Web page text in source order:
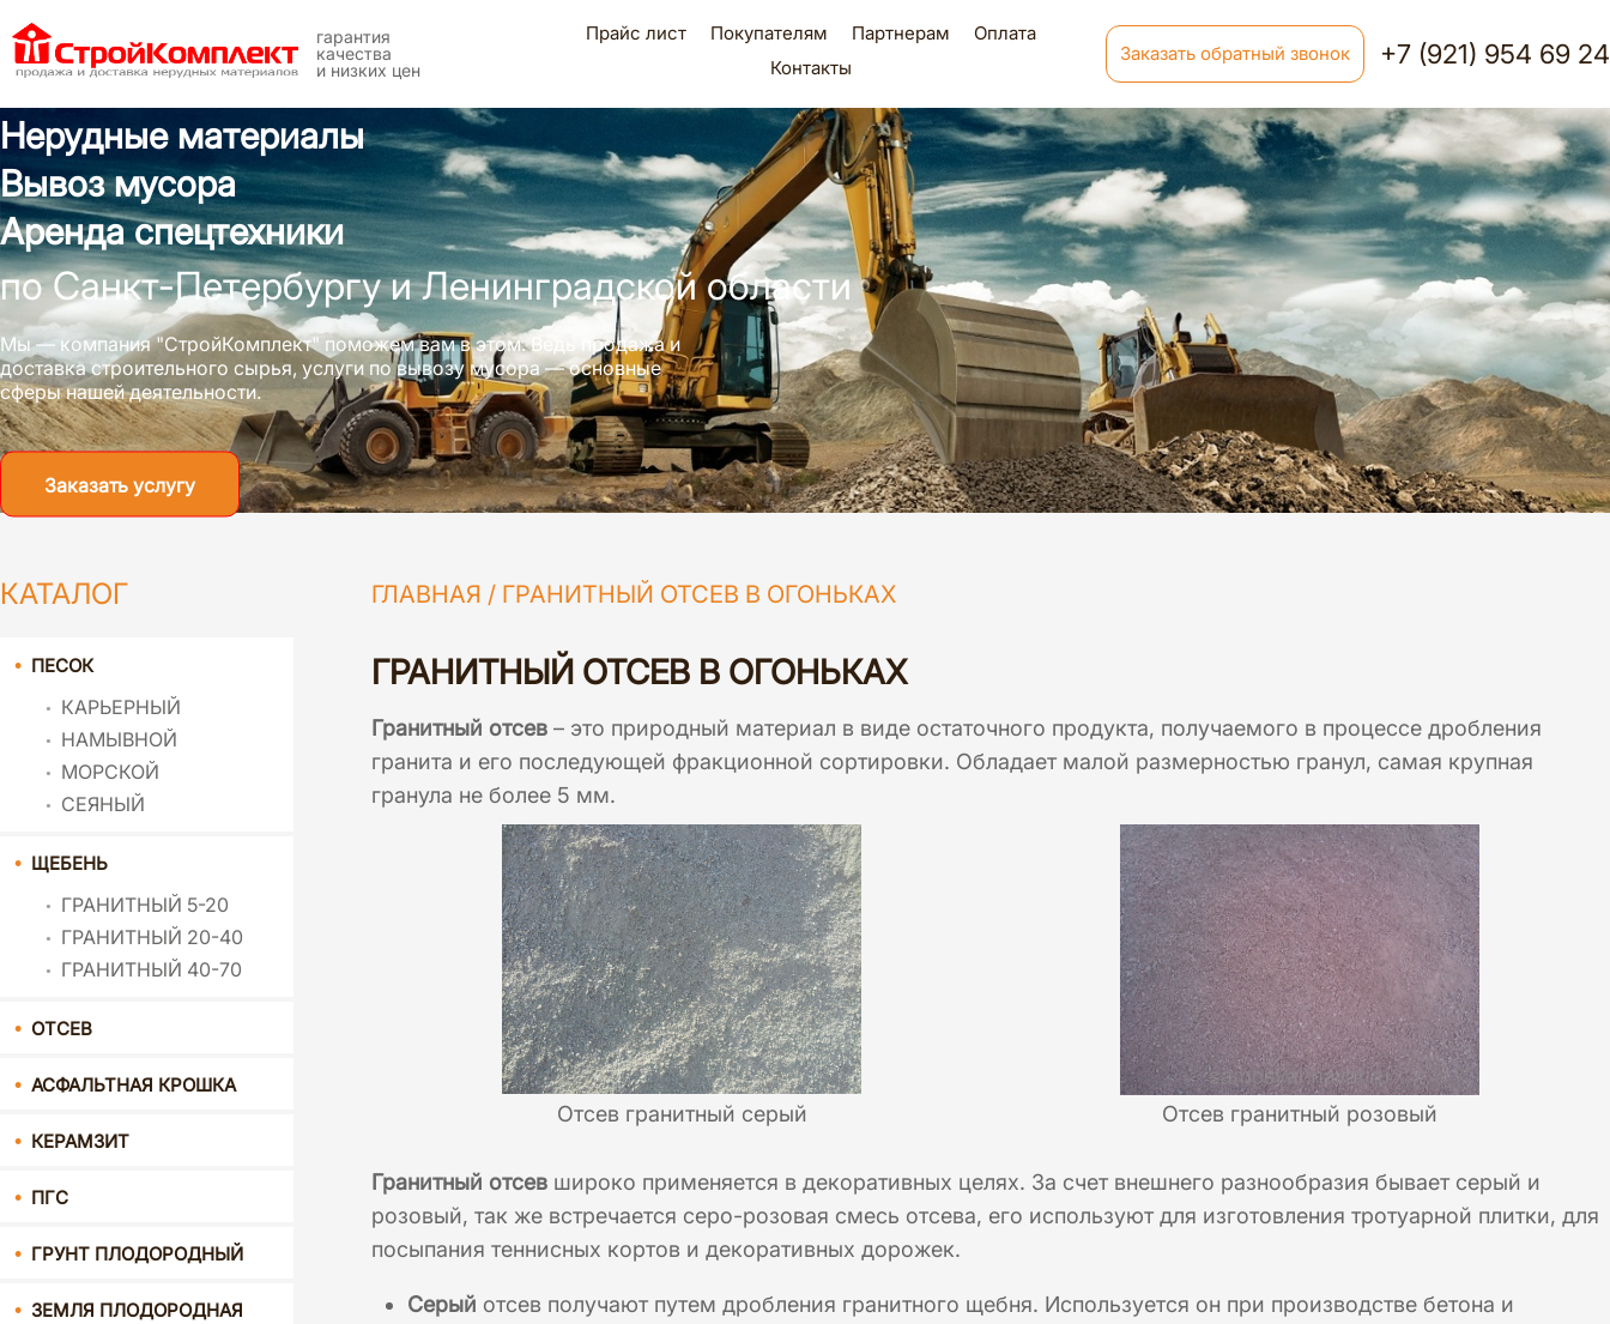
гарантия
качества
и низких цен
Прайс лист Покупателям Партнерам
Оплата
Контакты
Заказать обратный звонок +7 (921) 954 69 24
Нерудные материалы
Вывоз мусора
Аренда спецтехники
по Санкт-Петербургу и Ленинградской области
Мы — компания "СтройКомплект" поможем вам в этом. Ведь продажа и
доставка строительного сырья, услуги по вывозу мусора — основные
сферы нашей деятельности.
Заказать услугу
ГЛАВНАЯ / ГРАНИТНЫЙ ОТСЕВ В ОГОНЬКАХ
ГРАНИТНЫЙ ОТСЕВ В ОГОНЬКАХ
Гранитный отсев – это природный материал в виде остаточного продукта, получаемого в процессе дробления
гранита и его последующей фракционной сортировки. Обладает малой размерностью гранул, самая крупная
гранула не более 5 мм.
Отсев гранитный серый Отсев гранитный розовый
Гранитный отсев широко применяется в декоративных целях. За счет внешнего разнообразия бывает серый и
розовый, так же встречается серо-розовая смесь отсева, его используют для изготовления тротуарной плитки, для
посыпания теннисных кортов и декоративных дорожек.
Серый отсев получают путем дробления гранитного щебня. Используется он при производстве бетона и
КАТАЛОГ
ПЕСОК
КАРЬЕРНЫЙ
НАМЫВНОЙ
МОРСКОЙ
СЕЯНЫЙ
ЩЕБЕНЬ
ГРАНИТНЫЙ 5-20
ГРАНИТНЫЙ 20-40
ГРАНИТНЫЙ 40-70
ОТСЕВ
АСФАЛЬТНАЯ КРОШКА
КЕРАМЗИТ
ПГС
ГРУНТ ПЛОДОРОДНЫЙ
ЗЕМЛЯ ПЛОДОРОДНАЯ